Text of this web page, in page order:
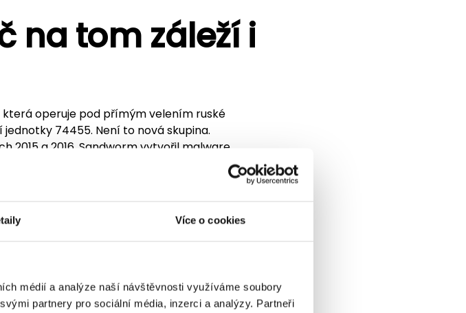
Více o cookies
médií a analýze naší návštěvnosti využíváme soubory
partnery pro sociální média, inzerci a analýzy. Partneři
na tom záleží i
operuje pod přímým velením ruské
jednotky 74455. Není to nová skupina.
2015 a 2016. Sandworm vytvořil malware
by měl být znepokojující
útočí na americký telekomunikační sektor